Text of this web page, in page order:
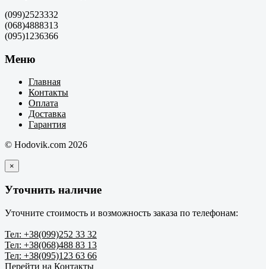
(099)2523332
(068)4888313
(095)1236366
Меню
Главная
Контакты
Оплата
Доставка
Гарантия
© Hodovik.com 2026
×
Уточнить наличие
Уточните стоимость и возможность заказа по телефонам:
Тел: +38(099)252 33 32
Тел: +38(068)488 83 13
Тел: +38(095)123 63 66
Перейти на Контакты